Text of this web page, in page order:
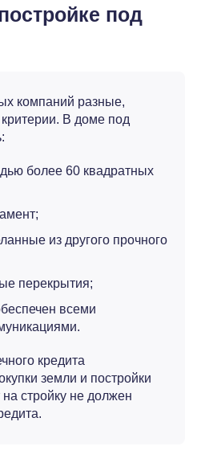
под
компаний разные,
В доме под
более 60 квадратных
из другого прочного
перекрытия;
всеми
кредита
земли и постройки
стройку не должен